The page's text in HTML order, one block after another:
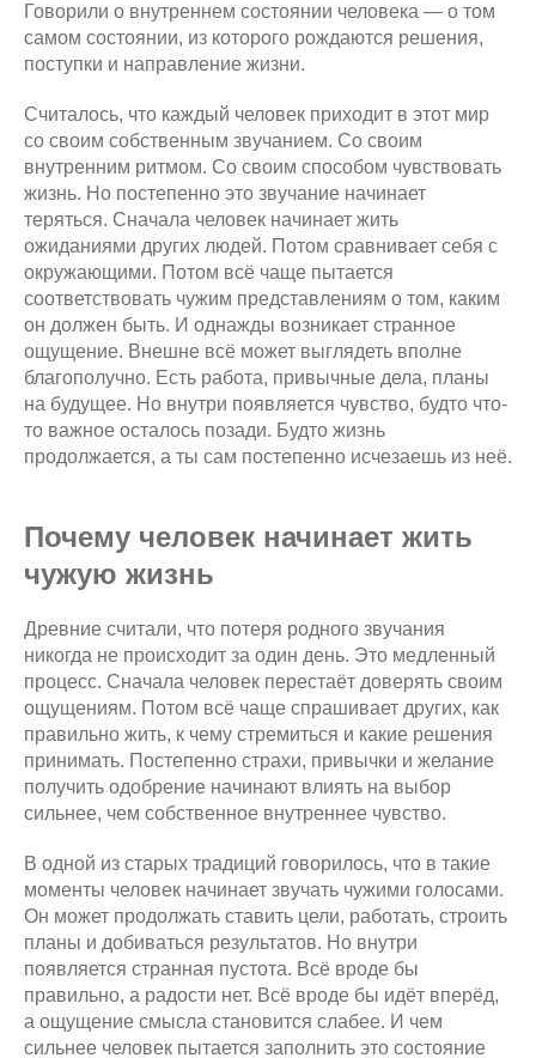
Говорили о внутреннем состоянии человека — о том
самом состоянии, из которого рождаются решения,
поступки и направление жизни.
Считалось, что каждый человек приходит в этот мир
со своим собственным звучанием. Со своим
внутренним ритмом. Со своим способом чувствовать
жизнь. Но постепенно это звучание начинает
теряться. Сначала человек начинает жить
ожиданиями других людей. Потом сравнивает себя с
окружающими. Потом всё чаще пытается
соответствовать чужим представлениям о том, каким
он должен быть. И однажды возникает странное
ощущение. Внешне всё может выглядеть вполне
благополучно. Есть работа, привычные дела, планы
на будущее. Но внутри появляется чувство, будто что-
то важное осталось позади. Будто жизнь
продолжается, а ты сам постепенно исчезаешь из неё.
Почему человек начинает жить
чужую жизнь
Древние считали, что потеря родного звучания
никогда не происходит за один день. Это медленный
процесс. Сначала человек перестаёт доверять своим
ощущениям. Потом всё чаще спрашивает других, как
правильно жить, к чему стремиться и какие решения
принимать. Постепенно страхи, привычки и желание
получить одобрение начинают влиять на выбор
сильнее, чем собственное внутреннее чувство.
В одной из старых традиций говорилось, что в такие
моменты человек начинает звучать чужими голосами.
Он может продолжать ставить цели, работать, строить
планы и добиваться результатов. Но внутри
появляется странная пустота. Всё вроде бы
правильно, а радости нет. Всё вроде бы идёт вперёд,
а ощущение смысла становится слабее. И чем
сильнее человек пытается заполнить это состояние